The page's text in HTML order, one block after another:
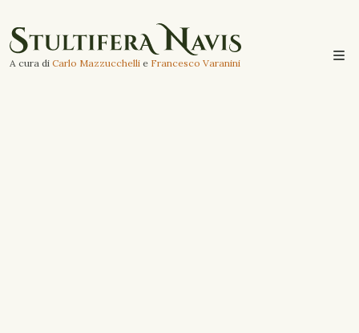
A cura di Carlo Mazzucchelli e Francesco Varanini